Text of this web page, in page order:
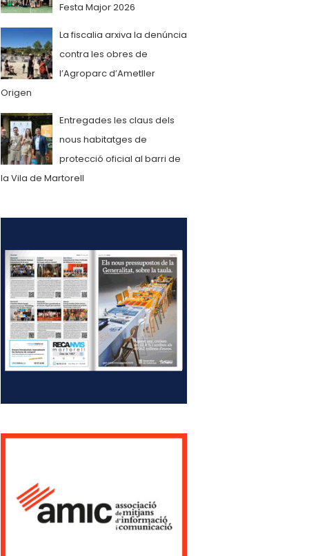
Festa Major 2026
La fiscalia arxiva la denúncia
contra les obres de
l’Agroparc d’Ametller
Origen
Entregades les claus dels
nous habitatges de
protecció oficial al barri de
la Vila de Martorell